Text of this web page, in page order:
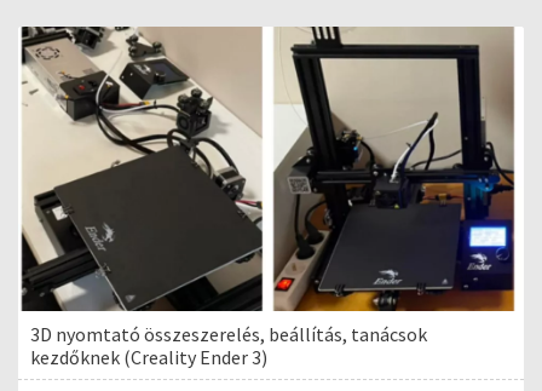
3D nyomtató összeszerelés, beállítás, tanácsok
kezdőknek (Creality Ender 3)